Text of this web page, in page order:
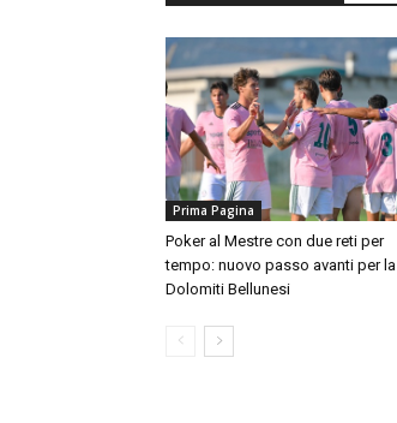
Prima Pagina
Poker al Mestre con due reti per
tempo: nuovo passo avanti per la
Dolomiti Bellunesi